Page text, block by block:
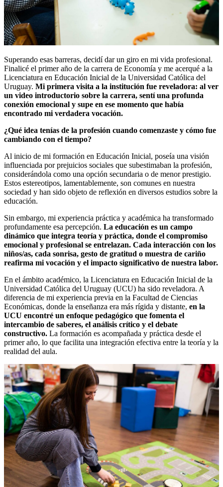
Superando esas barreras, decidí dar un giro en mi vida profesional.
Finalicé el primer año de la carrera de Economía y me acerqué a la
Licenciatura en Educación Inicial de la Universidad Católica del
Uruguay. Mi primera visita a la institución fue reveladora: al ver
un video introductorio sobre la carrera, sentí una profunda
conexión emocional y supe en ese momento que había
encontrado mi verdadera vocación.
¿Qué idea tenías de la profesión cuando comenzaste y cómo fue
cambiando con el tiempo?
Al inicio de mi formación en Educación Inicial, poseía una visión
influenciada por prejuicios sociales que subestimaban la profesión,
considerándola como una opción secundaria o de menor prestigio.
Estos estereotipos, lamentablemente, son comunes en nuestra
sociedad y han sido objeto de reflexión en diversos estudios sobre la
educación.
Sin embargo, mi experiencia práctica y académica ha transformado
profundamente esa percepción. La educación es un campo
dinámico que integra teoría y práctica, donde el compromiso
emocional y profesional se entrelazan. Cada interacción con los
niños/as, cada sonrisa, gesto de gratitud o muestra de cariño
reafirma mi vocación y el impacto significativo de nuestra labor.
En el ámbito académico, la Licenciatura en Educación Inicial de la
Universidad Católica del Uruguay (UCU) ha sido reveladora. A
diferencia de mi experiencia previa en la Facultad de Ciencias
Económicas, donde la enseñanza era más rígida y distante, en la
UCU encontré un enfoque pedagógico que fomenta el
intercambio de saberes, el análisis crítico y el debate
constructivo. La formación es acompañada y práctica desde el
primer año, lo que facilita una integración efectiva entre la teoría y la
realidad del aula.